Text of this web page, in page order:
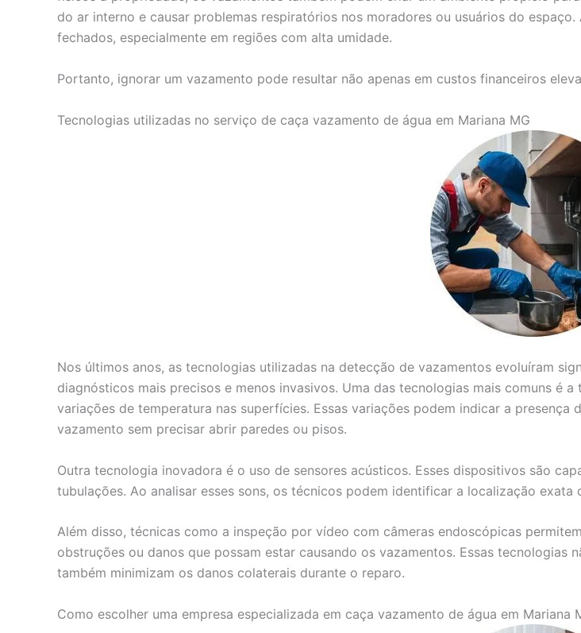
do ar interno e causar problemas respiratórios nos moradores ou usuários do
fechados, especialmente em regiões com alta umidade.
Portanto, ignorar um vazamento pode resultar não apenas em custos financeiros
Tecnologias utilizadas no serviço de caça vazamento de água em Mariana MG
Nos últimos anos, as tecnologias utilizadas na detecção de vazamentos evoluíram
diagnósticos mais precisos e menos invasivos. Uma das tecnologias mais comuns é
variações de temperatura nas superfícies. Essas variações podem indicar a
vazamento sem precisar abrir paredes ou pisos.
Outra tecnologia inovadora é o uso de sensores acústicos. Esses dispositivos são
tubulações. Ao analisar esses sons, os técnicos podem identificar a localização
Além disso, técnicas como a inspeção por vídeo com câmeras endoscópicas
obstruções ou danos que possam estar causando os vazamentos. Essas tecnologias
também minimizam os danos colaterais durante o reparo.
Como escolher uma empresa especializada em caça vazamento de água em Mariana